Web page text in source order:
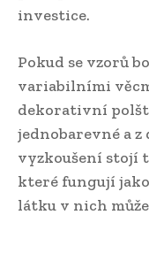
investice.
Pokud se vzorů
variabilními
dekorativní
jednobarevné a z
vyzkoušení stojí
které fungují
látku v nich